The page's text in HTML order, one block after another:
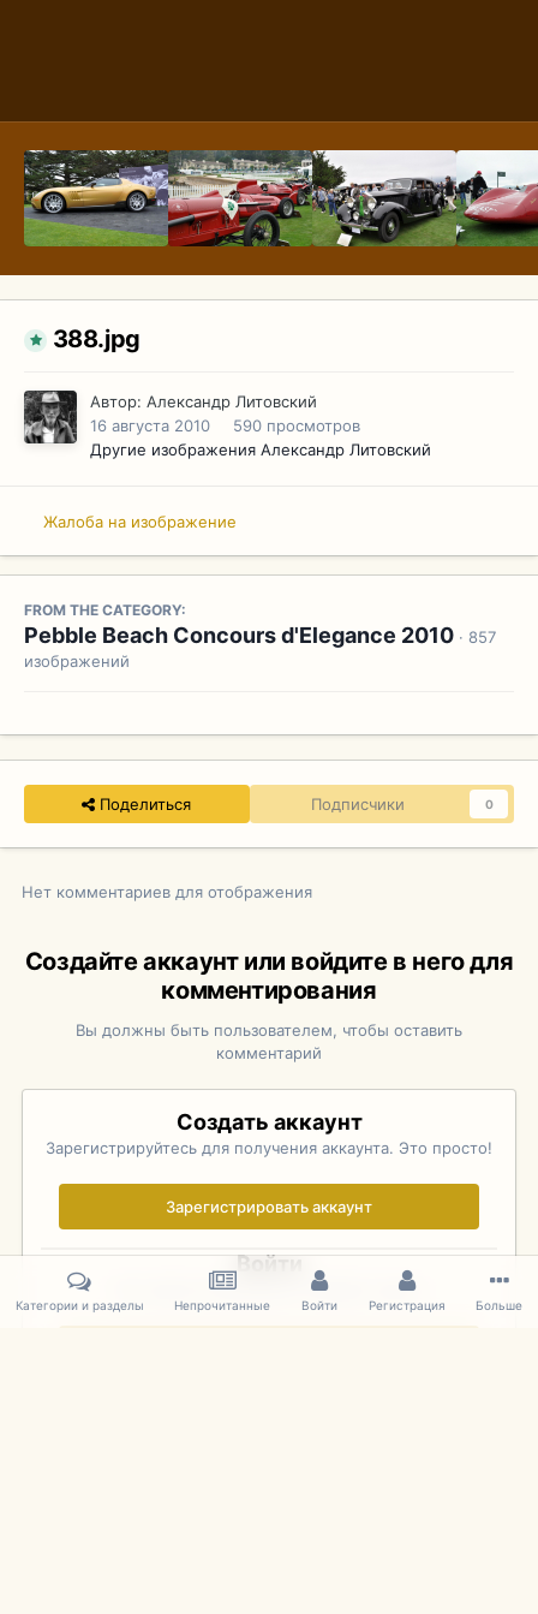
388.jpg
Автор: Александр Литовский
16 августа 2010
590 просмотров
Другие изображения Александр Литовский
Жалоба на изображение
FROM THE CATEGORY:
Pebble Beach Concours d'Elegance 2010 · 857
изображений
Поделиться Подписчики 0
Нет комментариев для отображения
Создайте аккаунт или войдите в него для
комментирования
Вы должны быть пользователем, чтобы оставить
комментарий
Создать аккаунт
Зарегистрируйтесь для получения аккаунта. Это просто!
Зарегистрировать аккаунт
Войти
Уже зарегистрированы? Войдите здесь.
Категории и разделы Непрочитанные Войти Регистрация Больше